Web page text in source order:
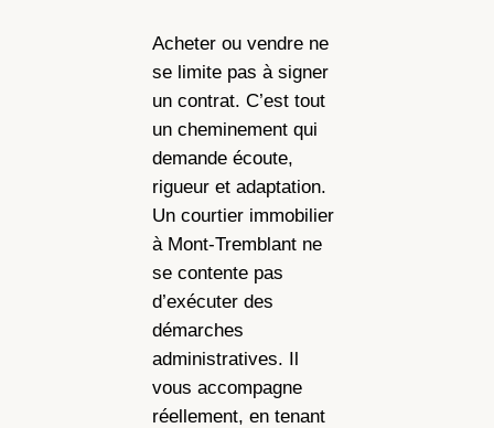
Acheter ou vendre ne
se limite pas à signer
un contrat. C’est tout
un cheminement qui
demande écoute,
rigueur et adaptation.
Un courtier immobilier
à Mont-Tremblant ne
se contente pas
d’exécuter des
démarches
administratives. Il
vous accompagne
réellement, en tenant